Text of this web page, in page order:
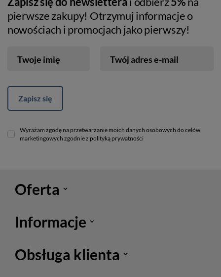
pierwsze zakupy! Otrzymuj informacje o
nowościach i promocjach jako pierwszy!
Twoje imię Twój adres e-mail
Zapisz się
Wyrażam zgodę na przetwarzanie moich danych osobowych do celów
marketingowych zgodnie z polityką prywatności
Oferta
Informacje
Obsługa klienta